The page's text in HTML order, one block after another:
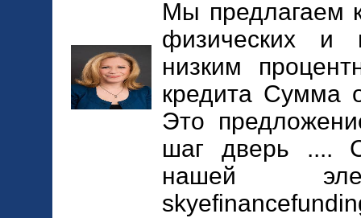
Мы предлагаем
физических и
низким
кредита Сумма
Это
шаг дверь ....
нашей